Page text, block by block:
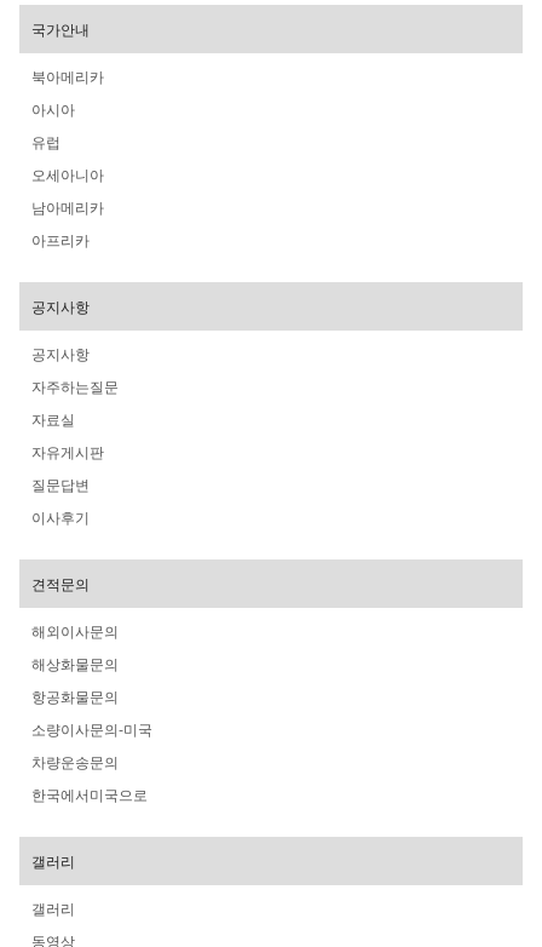
국가안내
북아메리카
아시아
유럽
오세아니아
남아메리카
아프리카
공지사항
공지사항
자주하는질문
자료실
자유게시판
질문답변
이사후기
견적문의
해외이사문의
해상화물문의
항공화물문의
소량이사문의-미국
차량운송문의
한국에서미국으로
갤러리
갤러리
동영상